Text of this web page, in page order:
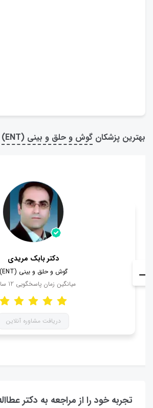
بهترین پزشکان گوش و حلق و بینی (ENT)
دکتر بابک مریدی
گوش و حلق و بینی (ENT)
میانگین زمان پاسخگویی 12
دریافت مشاوره آنلاین
تجربه خود را از مراجعه به دکتر